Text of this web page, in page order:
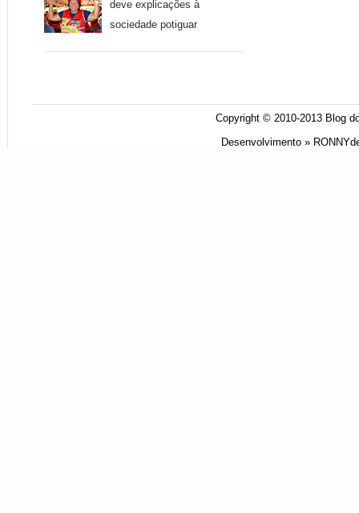
deve explicações à
sociedade potiguar
Copyright © 2010-2013 Blog
Desenvolvimento »